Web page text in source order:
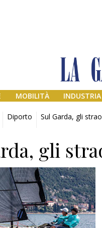
MOBILITÀ INDUSTRIA
Diporto Sul Garda, gli
gli